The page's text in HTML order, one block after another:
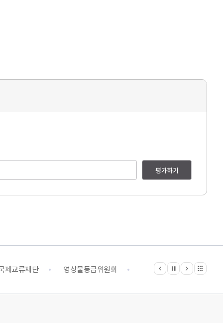
평가하기
제교류재단 영상물등급위원회 영화진흥위원회
이전
정지
다음 관련기관 전체보기